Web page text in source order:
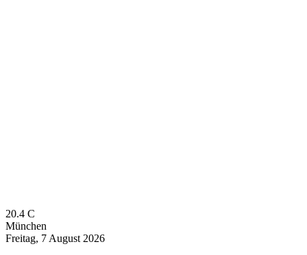
20.4 C
München
Freitag, 7 August 2026